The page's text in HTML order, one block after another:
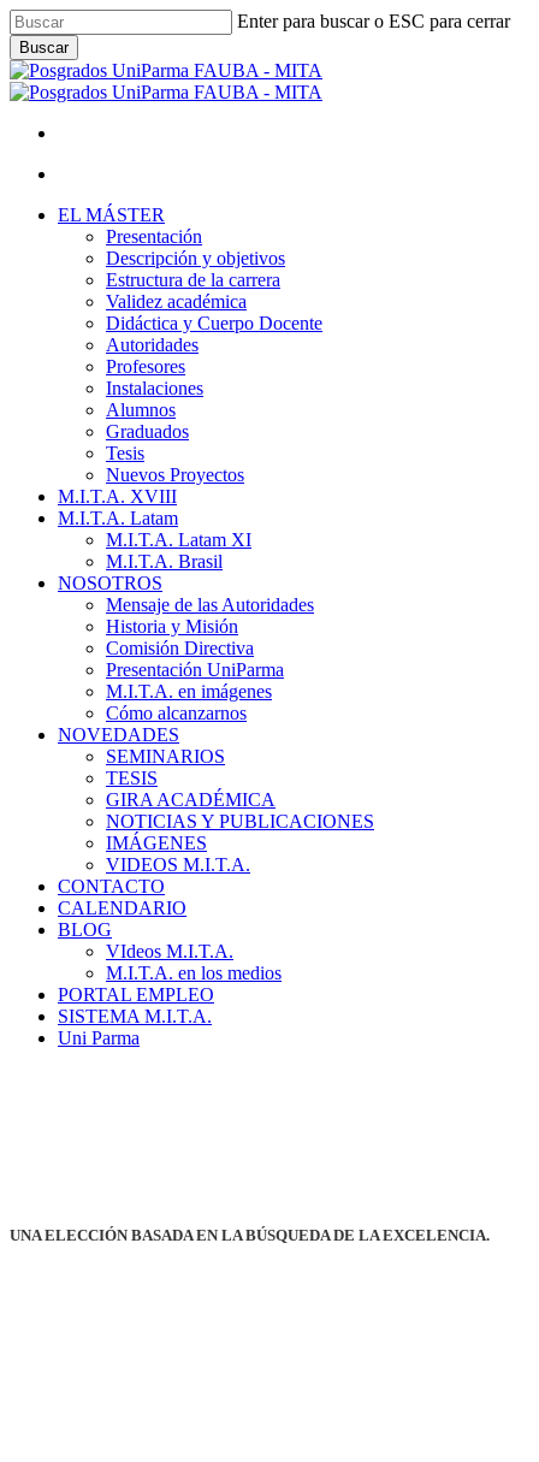
Skip
to
main
content
Enter para buscar o ESC para cerrar
Buscar
Close
Search
Menu
Menu
EL MÁSTER
Presentación
Descripción y objetivos
Estructura de la carrera
Validez académica
Didáctica y Cuerpo Docente
Autoridades
Profesores
Instalaciones
Alumnos
Graduados
Tesis
Nuevos Proyectos
M.I.T.A. XVIII
M.I.T.A. Latam
M.I.T.A. Latam XI
M.I.T.A. Brasil
NOSOTROS
Mensaje de las Autoridades
Historia y Misión
Comisión Directiva
Presentación UniParma
M.I.T.A. en imágenes
Cómo alcanzarnos
NOVEDADES
SEMINARIOS
TESIS
GIRA ACADÉMICA
NOTICIAS Y PUBLICACIONES
IMÁGENES
VIDEOS M.I.T.A.
CONTACTO
CALENDARIO
BLOG
VIdeos M.I.T.A.
M.I.T.A. en los medios
PORTAL EMPLEO
SISTEMA M.I.T.A.
Uni Parma
UNA ELECCIÓN BASADA EN LA BÚSQUEDA DE LA EXCELENCIA.